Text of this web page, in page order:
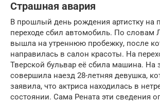
Страшная авария
В прошлый день рождения артистку на
переходе сбил автомобиль. По словам
вышла на утреннюю пробежку, после
направилась в салон красоты. На
Тверской бульвар её сбила машина. На
совершила наезд 28-летняя девушка,
заявила, что актриса находилась в
состоянии. Сама Рената эти сведения